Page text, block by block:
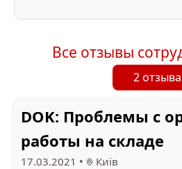
Все отзывы
2 отзыва
DOK: Проблемы с
работы на складе
17.03.2021 • Київ